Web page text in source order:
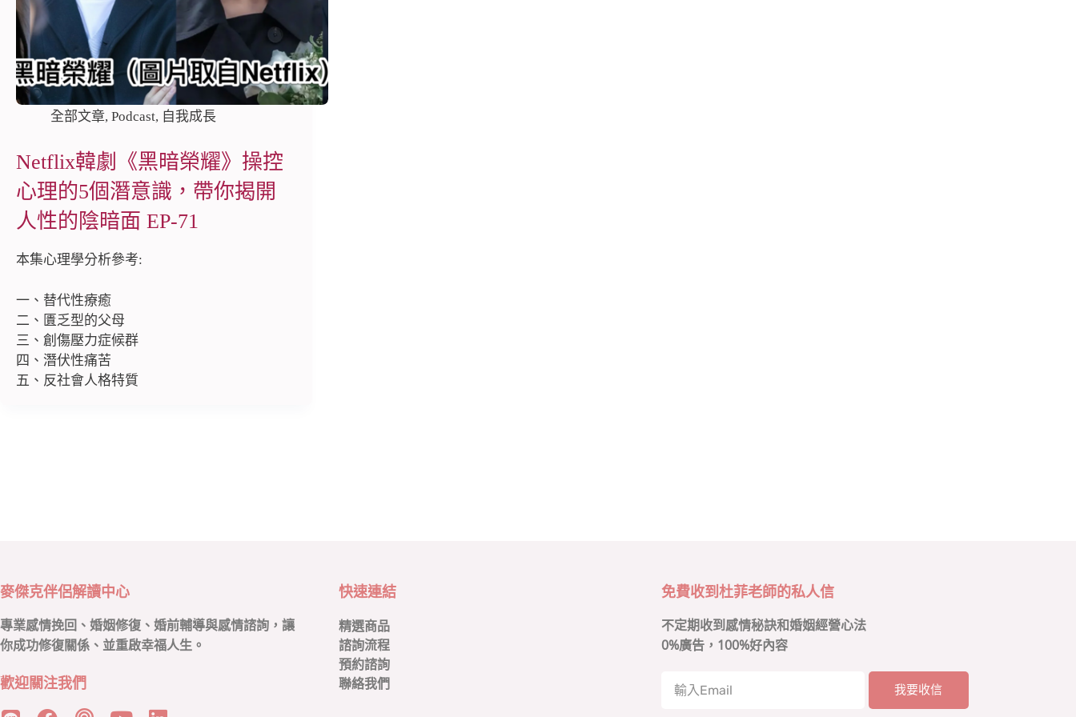
全部文章, Podcast, 自我成長
Netflix韓劇《黑暗榮耀》操控
心理的5個潛意識，帶你揭開
人性的陰暗面 EP-71
本集心理學分析參考:
一、替代性療癒
二、匱乏型的父母
三、創傷壓力症候群
四、潛伏性痛苦
五、反社會人格特質
麥傑克伴侶解讀中心
專業感情挽回、婚姻修復、婚前輔導與感情諮詢，讓
你成功修復關係、並重啟幸福人生。
歡迎關注我們
快速連結
精選商品
諮詢流程
預約諮詢
聯絡我們
免費收到杜菲老師的私人信
不定期收到感情秘訣和婚姻經營心法
0%廣告，100%好內容
我要收信